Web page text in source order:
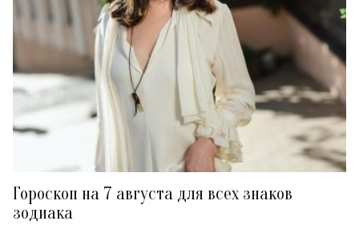
Гороскоп на 7 августа для всех знаков
зодиака